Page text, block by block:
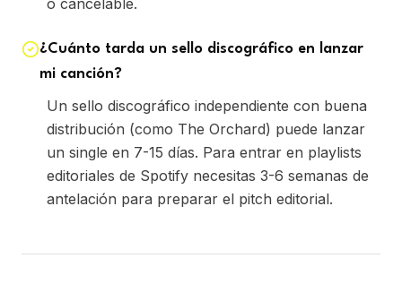
o cancelable.
¿Cuánto tarda un sello discográfico en lanzar
mi canción?
Un sello discográfico independiente con buena
distribución (como The Orchard) puede lanzar
un single en 7-15 días. Para entrar en playlists
editoriales de Spotify necesitas 3-6 semanas de
antelación para preparar el pitch editorial.